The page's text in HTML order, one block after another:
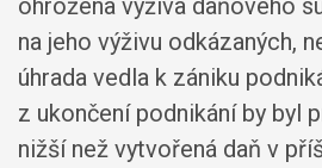
na jeho výživu odkázaných,
úhrada vedla k zániku
z ukončení podnikání by byl
nižší než vytvořená daň v